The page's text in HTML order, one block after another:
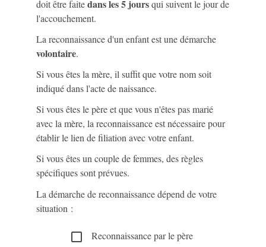
doit être faitedans les 5 joursqui suivent le jour de
l'accouchement.
La reconnaissance d'un enfant est une démarche
volontaire.
Si vous êtes la mère, il suffit que votre nom soit
indiqué dans l'acte de naissance.
Si vous êtes le père et que vous n'êtes pas marié
avec la mère, la reconnaissance est nécessaire pour
établir le lien de filiation avec votre enfant.
Si vous êtes un couple de femmes, des règles
spécifiques sont prévues.
La démarche de reconnaissance dépend de votre
situation :
check_box_outline_blank Reconnaissance par le père